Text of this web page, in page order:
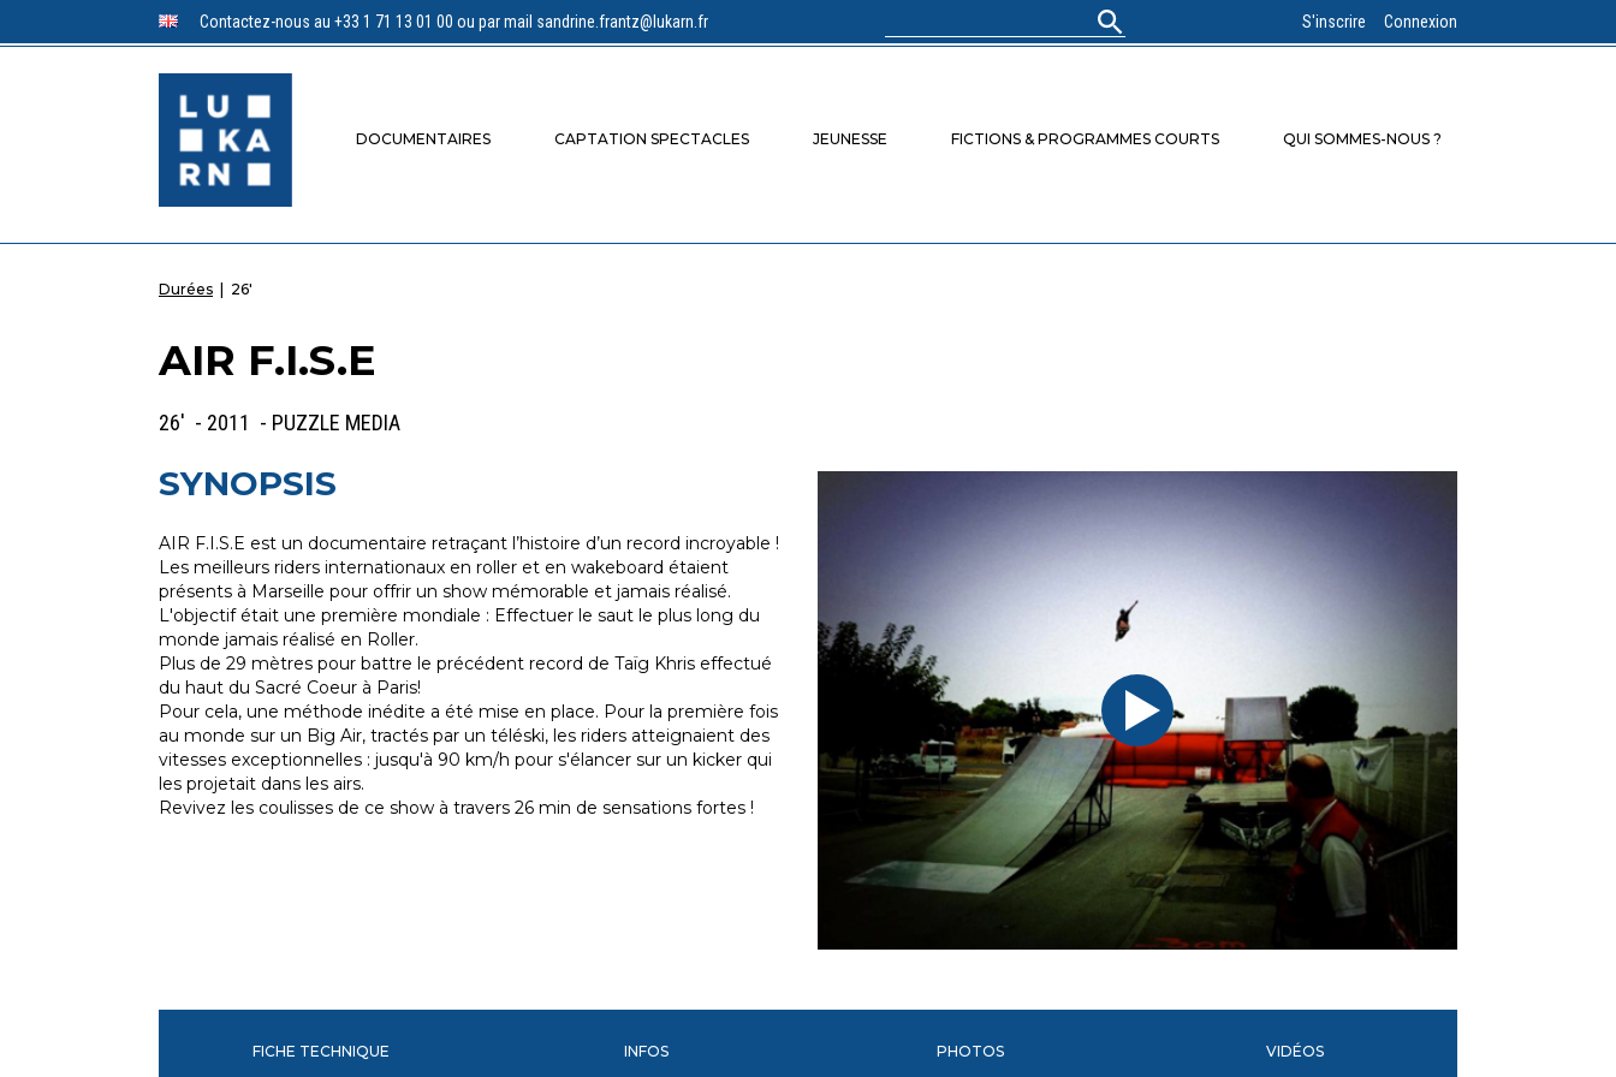
Contactez-nous au +33 1 71 13 01 00 ou par mail sandrine.frantz@lukarn.fr S'inscrire Connexion
DOCUMENTAIRES CAPTATION SPECTACLES JEUNESSE FICTIONS & PROGRAMMES COURTS QUI SOMMES-NOUS ?
Durées | 26'
AIR F.I.S.E
26' - 2011 - PUZZLE MEDIA
SYNOPSIS
AIR F.I.S.E est un documentaire retraçant l’histoire d’un record incroyable !
Les meilleurs riders internationaux en roller et en wakeboard étaient
présents à Marseille pour offrir un show mémorable et jamais réalisé.
L'objectif était une première mondiale : Effectuer le saut le plus long du
monde jamais réalisé en Roller.
Plus de 29 mètres pour battre le précédent record de Taïg Khris effectué
du haut du Sacré Coeur à Paris!
Pour cela, une méthode inédite a été mise en place. Pour la première fois
au monde sur un Big Air, tractés par un téléski, les riders atteignaient des
vitesses exceptionnelles : jusqu'à 90 km/h pour s'élancer sur un kicker qui
les projetait dans les airs.
Revivez les coulisses de ce show à travers 26 min de sensations fortes !
FICHE TECHNIQUE INFOS PHOTOS VIDÉOS